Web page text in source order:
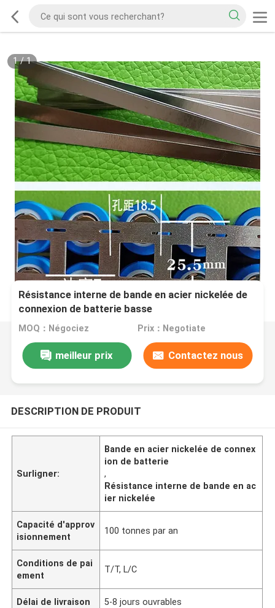
1/1
Résistance interne de bande en acier nickelée de
connexion de batterie basse
MOQ：Négociez Prix：Negotiate
meilleur prix Contactez nous
DESCRIPTION DE PRODUIT
Surligner:
Bande en acier nickelée de connex
ion de batterie
,
Résistance interne de bande en ac
ier nickelée
Capacité d'approv
isionnement
100 tonnes par an
Conditions de pai
ement
T/T, L/C
Délai de livraison 5-8 jours ouvrables